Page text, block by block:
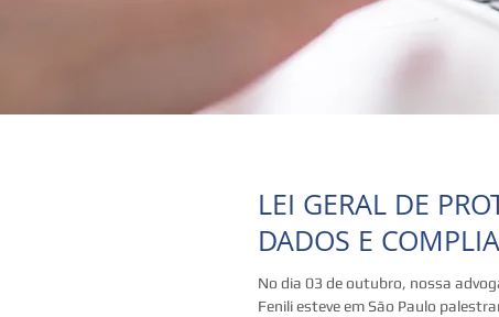
LEI GERAL DE
DADOS E
No dia 03 de outubro, nossa
Fenili esteve em São Paulo